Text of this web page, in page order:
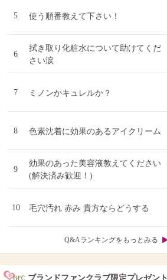
5 使う順番教えて下さい！
6
拭き取り化粧水について助けてくだ
さい涙
7 ミノンかキュレルか？
8 色素沈着に効果のあるアイクリーム
9
効果のあった美容液教えてください
(解決済み歓迎！)
10 毛穴汚れ 赤み 貴方ならどうする
Q&Aランキングをもっとみる
ブランドファンクラブ限定プレゼント